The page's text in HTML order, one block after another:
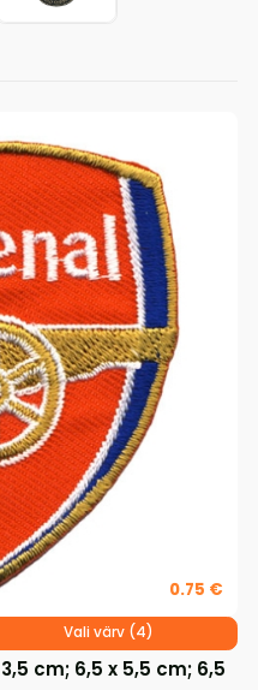
cm; 6,5 x 5,5 cm; 6,5
0.75 €
Vali värv (4)